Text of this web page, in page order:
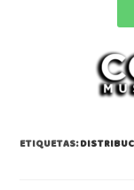
ETIQUETAS: